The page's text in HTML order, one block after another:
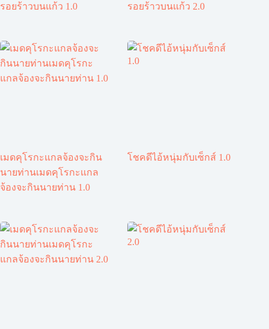
รอยร้าวบนแก้ว 1.0 รอยร้าวบนแก้ว 2.0
เมดคุโรกะแกลจ้องจะกิน
นายท่านเมดคุโรกะแกล
จ้องจะกินนายท่าน 1.0
โชคดีไอ้หนุ่มกับเซ็กส์ 1.0